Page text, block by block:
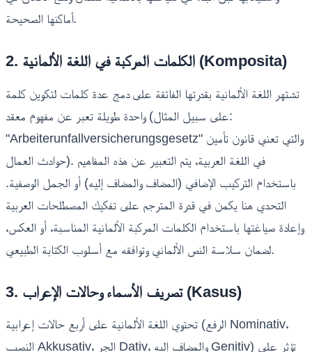
أماكنها الصحيحة.
2. الكلمات المركبة في اللغة الألمانية (Komposita)
تشتهر اللغة الألمانية بقدرتها الفائقة على دمج عدة كلمات لتكوين كلمة
واحدة طويلة تعبر عن مفهوم معقد (على سبيل المثال:
"Arbeiterunfallversicherungsgesetz" والتي تعني قانون تأمين
حوادث العمال). في اللغة العربية، يتم التعبير عن هذه المفاهيم
باستخدام التركيب الإضافي (المضاف والمضاف إليه) أو الجمل الوصفية.
التحدي هنا يكمن في قدرة المترجم على تفكيك المصطلحات العربية
وإعادة صياغتها باستخدام الكلمات المركبة الألمانية المناسبة، أو العكس،
لضمان سلاسة النص الألماني وتوافقه مع أسلوب الكتابة الطبيعي.
3. تصريف الأسماء وحالات الإعراب (Kasus)
تحتوي اللغة الألمانية على أربع حالات إعرابية (الرفع Nominativ،
النصب Akkusativ، الجر Dativ، والمضاف إليه Genitiv) تؤثر على